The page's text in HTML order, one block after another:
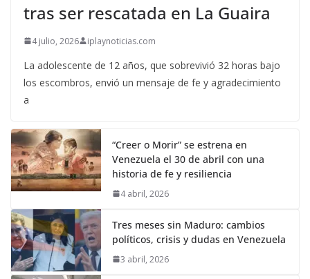
tras ser rescatada en La Guaira
4 julio, 2026 iplaynoticias.com
La adolescente de 12 años, que sobrevivió 32 horas bajo
los escombros, envió un mensaje de fe y agradecimiento
a
“Creer o Morir” se estrena en
Venezuela el 30 de abril con una
historia de fe y resiliencia
4 abril, 2026
Tres meses sin Maduro: cambios
políticos, crisis y dudas en Venezuela
3 abril, 2026